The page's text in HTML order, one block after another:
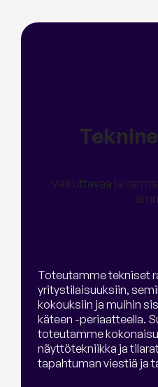
Vaikuttavaa ja
Toteutamme tekniset
yritystilaisuuksiin,
kokouksiin ja muihin
käteen -periaatteella.
toteutamme
näyttötekniikka ja
tapahtuman viestiä ja